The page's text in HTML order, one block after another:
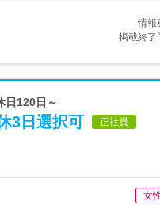
情報
掲載終了
日120日～
3日選択可 正社員
女